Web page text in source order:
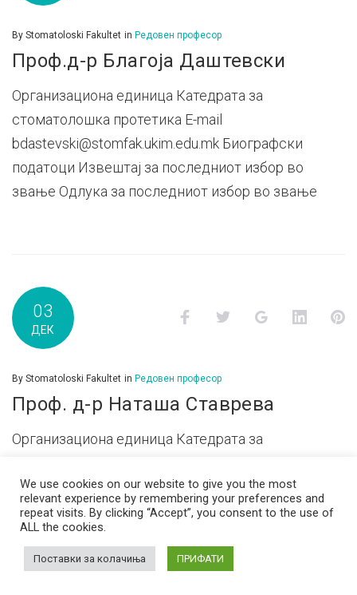
By Stomatoloski Fakultet in Редовен професор
Проф.д-р Благоја Даштевски
Организациона единица Катедрата за
стоматолошка протетика E-mail
bdastevski@stomfak.ukim.edu.mk Биографски
податоци Извештај за последниот избор во
звање Одлука за последниот избор во звање
03
ДЕК
FacebookTwitter Google+
By Stomatoloski Fakultet in Редовен професор
Проф. д-р Наташа Ставрева
Организациона единица Катедрата за
nstavreva@stomfak.ukim.edu.mk Биографски
податоци Извештај за последниот избор во
звање Одлука за последниот избор во звање
We use cookies on our website to give you the most
relevant experience by remembering your preferences and
repeat visits. By clicking “Accept”, you consent to the use of
ALL the cookies.
Поставки за колачиња ПРИФАТИ